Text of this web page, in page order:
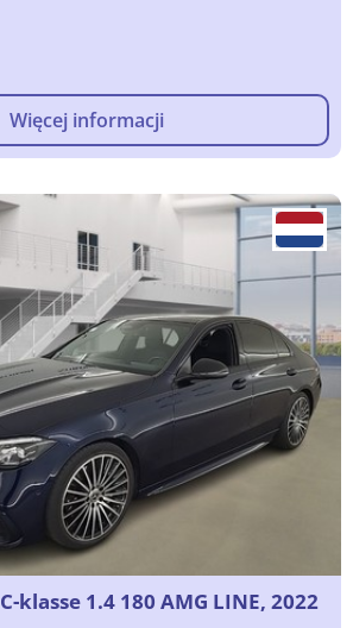
Więcej informacji
klasse 1.4 180 AMG LINE, 2022